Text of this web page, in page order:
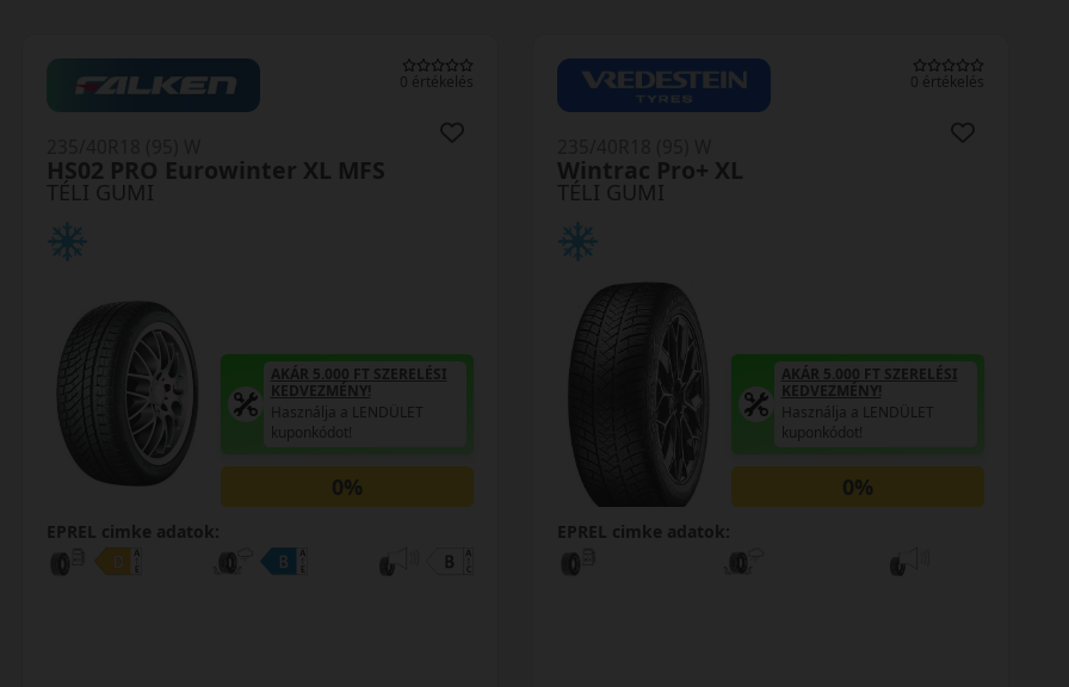
0 értékelés
TÉLI GUMI
HS02 PRO Eurowinter XL MFS
AKÁR 5.000 FT SZERELÉSI
KEDVEZMÉNY!
Használja a LENDÜLET
kuponkódot!
0%
EPREL cimke adatok:
0 értékelés
TÉLI GUMI
Wintrac Pro+ XL
AKÁR 5.000 FT SZERELÉSI
KEDVEZMÉNY!
Használja a LENDÜLET
kuponkódot!
0%
EPREL cimke adatok: